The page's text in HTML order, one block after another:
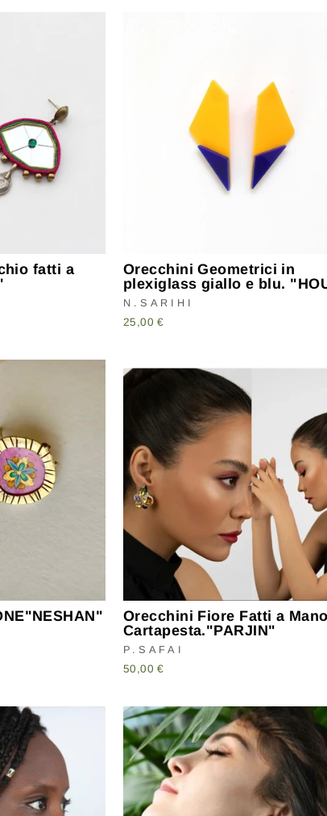
fatti a
Orecchini Geometrici in
plexiglass giallo e blu.
N.SARIHI
25,00 €
Orecchini Fiore Fatti a
Cartapesta."PARJIN"
P.SAFAI
50,00 €
ALLA NOSTRA NEWSLETTER.